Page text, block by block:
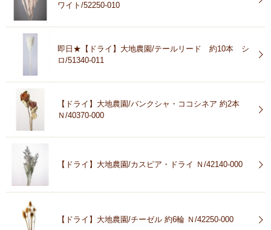
ワイト/52250-010
即日★【ドライ】大地農園/テールリード 約10本 シ
ロ/51340-011
【ドライ】大地農園/バンクシャ・ココシネア 約2本
Ｎ/40370-000
【ドライ】大地農園/カスピア・ドライ Ｎ/42140-000
【ドライ】大地農園/チーゼル 約6輪 Ｎ/42250-000